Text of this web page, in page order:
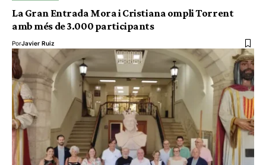
La Gran Entrada Mora i Cristiana ompli Torrent
amb més de 3.000 participants
PorJavier Ruiz